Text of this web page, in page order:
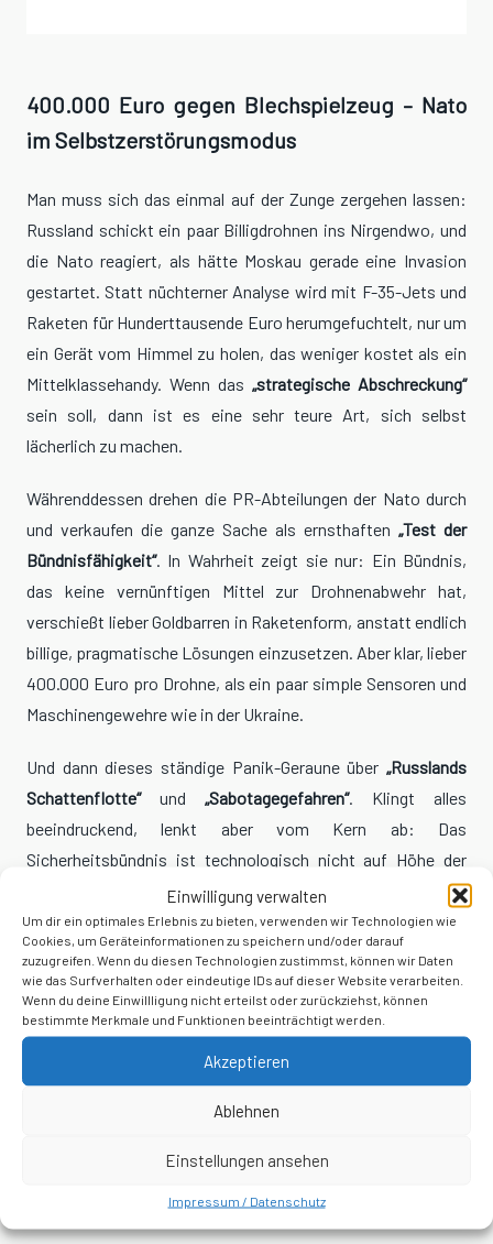
Einwilligung verwalten
Um dir ein optimales Erlebnis zu bieten, verwenden wir Technologien wie
Cookies, um Geräteinformationen zu speichern und/oder darauf
zuzugreifen. Wenn du diesen Technologien zustimmst, können wir Daten
wie das Surfverhalten oder eindeutige IDs auf dieser Website verarbeiten.
Wenn du deine Einwillligung nicht erteilst oder zurückziehst, können
bestimmte Merkmale und Funktionen beeinträchtigt werden.
Akzeptieren
Ablehnen
Einstellungen ansehen
Impressum / Datenschutz
400.000 Euro gegen Blechspielzeug – Nato
im Selbstzerstörungsmodus
Man muss sich das einmal auf der Zunge zergehen lassen:
Russland schickt ein paar Billigdrohnen ins Nirgendwo, und
die Nato reagiert, als hätte Moskau gerade eine Invasion
gestartet. Statt nüchterner Analyse wird mit F-35-Jets und
Raketen für Hunderttausende Euro herumgefuchtelt, nur um
ein Gerät vom Himmel zu holen, das weniger kostet als ein
Mittelklassehandy. Wenn das „strategische Abschreckung“
sein soll, dann ist es eine sehr teure Art, sich selbst
lächerlich zu machen.
Währenddessen drehen die PR-Abteilungen der Nato durch
und verkaufen die ganze Sache als ernsthaften „Test der
Bündnisfähigkeit“. In Wahrheit zeigt sie nur: Ein Bündnis,
das keine vernünftigen Mittel zur Drohnenabwehr hat,
verschießt lieber Goldbarren in Raketenform, anstatt endlich
billige, pragmatische Lösungen einzusetzen. Aber klar, lieber
400.000 Euro pro Drohne, als ein paar simple Sensoren und
Maschinengewehre wie in der Ukraine.
Und dann dieses ständige Panik-Geraune über „Russlands
Schattenflotte“und „Sabotagegefahren“. Klingt alles
beeindruckend, lenkt aber vom Kern ab: Das
Sicherheitsbündnis ist technologisch nicht auf Höhe der
Zeit. Drohnenabwehr? Fehlanzeige. Effiziente Systeme? Zu
kompliziert. Was bleibt, ist ein Milliardenapparat, der seine
eigene Unfähigkeit hinter martialischer Rhetorik versteckt.
Es ist schon grotesk:Während die Bürger in Europa über
steigende Energiepreise, Steuern und Inflation stöhnen,
verpulvert die Nato Unsummen, um mit Hightech-Spielzeug